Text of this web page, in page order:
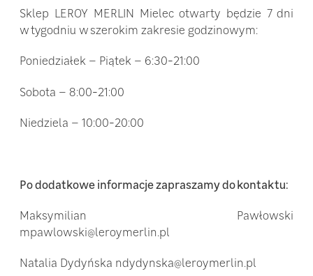
Sklep LEROY MERLIN Mielec otwarty będzie 7 dni
w tygodniu w szerokim zakresie godzinowym:
Poniedziałek – Piątek – 6:30-21:00
Sobota – 8:00-21:00
Niedziela – 10:00-20:00
Po dodatkowe informacje zapraszamy do kontaktu:
Maksymilian Pawłowski
mpawlowski@leroymerlin.pl
Natalia Dydyńska ndydynska@leroymerlin.pl